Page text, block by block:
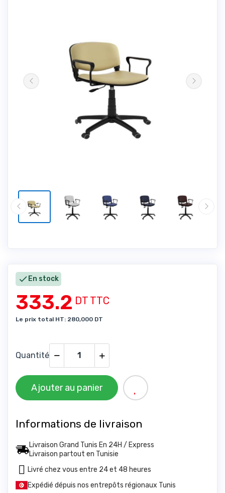
 En stock
333.2DT TTC
Le prix total HT: 280,000 DT
Quantité
Ajouter au panier
Informations de livraison
Livraison Grand Tunis En 24H / Express
Livraison partout en Tunisie
Expédié dépuis nos entrepôts régionaux Tunis
Livré chez vous entre 24 et 48 heures